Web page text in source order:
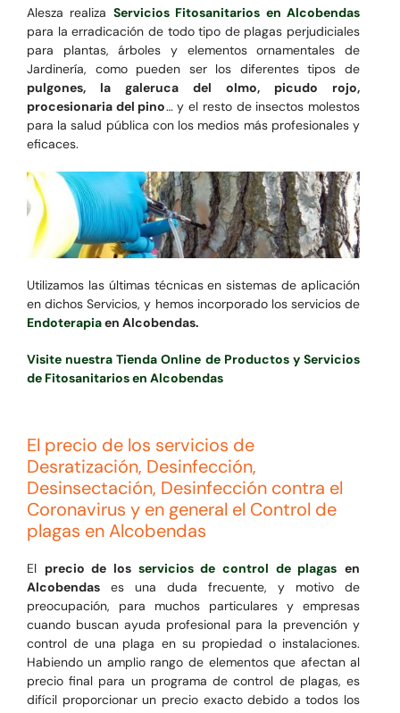
Alesza realiza Servicios Fitosanitarios en Alcobendas
para la erradicación de todo tipo de plagas perjudiciales
para plantas, árboles y elementos ornamentales de
Jardinería, como pueden ser los diferentes tipos de
pulgones, la galeruca del olmo, picudo rojo,
procesionaria del pino… y el resto de insectos molestos
para la salud pública con los medios más profesionales y
eficaces.
Utilizamos las últimas técnicas en sistemas de aplicación
en dichos Servicios, y hemos incorporado los servicios de
Endoterapiaen Alcobendas.
Visite nuestra Tienda Online de Productos y Servicios
de Fitosanitarios en Alcobendas
El precio de los servicios de
Desratización, Desinfección,
Desinsectación, Desinfección contra el
Coronavirus y en general el Control de
plagas en Alcobendas
El precio de los servicios de control de plagas en
Alcobendases una duda frecuente, y motivo de
preocupación, para muchos particulares y empresas
cuando buscan ayuda profesional para la prevención y
control de una plaga en su propiedad o instalaciones.
Habiendo un amplio rango de elementos que afectan al
precio final para un programa de control de plagas, es
difícil proporcionar un precio exacto debido a todos los